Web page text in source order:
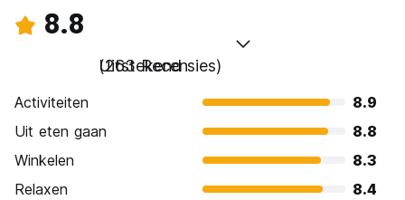
8.8
Uitstekend
(263 Recensies)
Activiteiten
8.9
Uit eten gaan
8.8
Winkelen
8.3
Relaxen
8.4